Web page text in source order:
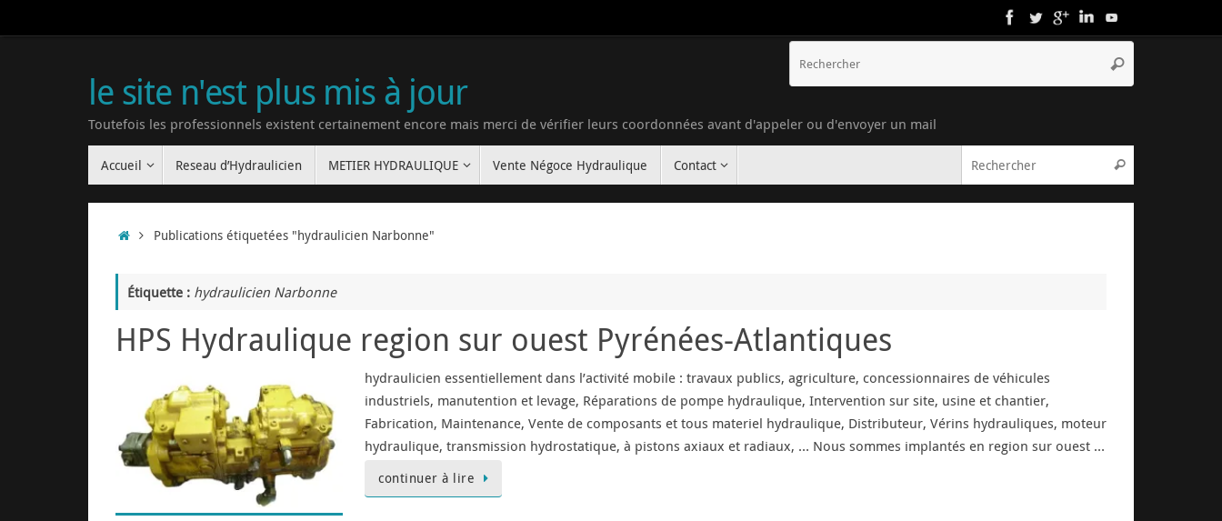
le site n'est plus mis à jour
Toutefois les professionnels existent certainement encore mais merci de vérifier leurs coordonnées avant d'appeler ou d'envoyer un mail
Accueil Reseau d’Hydraulicien METIER HYDRAULIQUE Vente Négoce Hydraulique Contact
Publications étiquetées "hydraulicien Narbonne"
Étiquette : hydraulicien Narbonne
HPS Hydraulique region sur ouest Pyrénées-Atlantiques
hydraulicien essentiellement dans l’activité mobile : travaux publics, agriculture, concessionnaires de véhicules
industriels, manutention et levage, Réparations de pompe hydraulique, Intervention sur site, usine et chantier,
Fabrication, Maintenance, Vente de composants et tous materiel hydraulique, Distributeur, Vérins hydrauliques, moteur
hydraulique, transmission hydrostatique, à pistons axiaux et radiaux, … Nous sommes implantés en region sur ouest …
continuer à lire